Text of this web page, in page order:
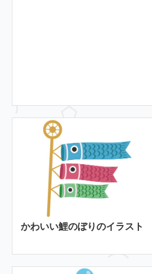
かわいい鯉のぼりのイラスト